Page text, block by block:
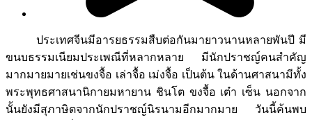
ประเทศจีนมีอารยธรรมสืบต่อกันมายาวนานหลายพันปี มี
ขนบธรรมเนียมประเพณีที่หลากหลาย มีนักปราชญ์คนสำคัญ
มากมายมายเช่นขงจื้อ เล่าจื้อ เม่งจื้อ เป็นต้น ในด้านศาสนามีทั้ง
พระพุทธศาสนานิกายมหายาน ชินโต ขงจื้อ เต๋า เซ็น นอกจาก
นั้นยังมีสุภาษิตจากนักปราชญ์นิรนามอีกมากมาย วันนี้ค้นพบ